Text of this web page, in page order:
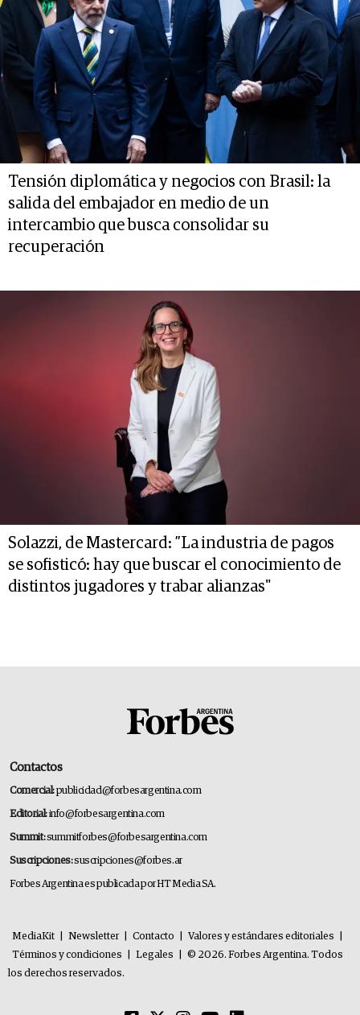
Tensión diplomática y negocios con Brasil: la
salida del embajador en medio de un
intercambio que busca consolidar su
recuperación
Solazzi, de Mastercard: ”La industria de pagos
se sofisticó: hay que buscar el conocimiento de
distintos jugadores y trabar alianzas"
Contactos
Comercial:publicidad@forbesargentina.com
Editorial:info@forbesargentina.com
Summit:summitforbes@forbesargentina.com
Suscripciones:suscripciones@forbes.ar
Forbes Argentina es publicada por HT Media SA.
MediaKit Newsletter Contacto Valores y estándares editoriales
Términos y condiciones
Legales
© 2026. Forbes Argentina. Todos
los derechos reservados.